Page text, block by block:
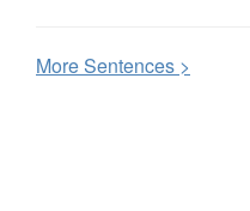
MoreSentences >